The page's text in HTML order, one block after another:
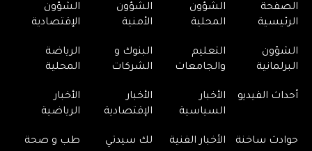
الصفحة
الرئيسية
الشؤون
المحلية
الشؤون
الأمنية
الشؤون
الإقتصادية
الشؤون
البرلمانية
التعليم
والجامعات
البنوك و
الشركات
الرياضة
المحلية
أحداث الفيديو
الأخبار
السياسية
الأخبار
الإقتصادية
الأخبار
الرياضية
حوادث ساخنة الأخبار الفنية لك سيدتي طب و صحة